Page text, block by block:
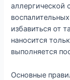
аллергической
избавиться от
наносится
выполняется
Основные